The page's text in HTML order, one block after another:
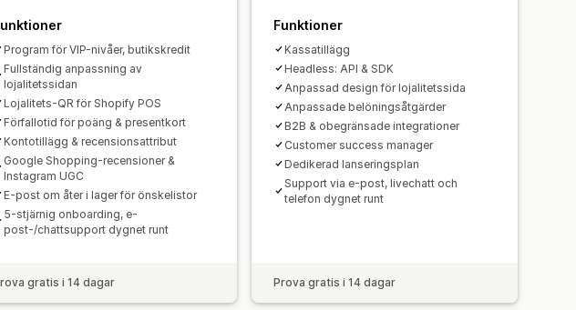
Program för VIP-nivåer, butikskredit
Fullständig anpassning av
lojalitetssidan
Lojalitets-QR för Shopify POS
Förfallotid för poäng & presentkort
Kontotillägg & recensionsattribut
Google Shopping-recensioner &
Instagram UGC
E-post om åter i lager för önskelistor
5-stjärnig onboarding, e-
post-/chattsupport dygnet runt
gratis i 14 dagar
Funktioner
Kassatillägg
Headless: API & SDK
Anpassad design för lojalitetssida
Anpassade belöningsåtgärder
B2B & obegränsade integrationer
Customer success manager
Dedikerad lanseringsplan
Support via e-post, livechatt och
telefon dygnet runt
Prova gratis i 14 dagar